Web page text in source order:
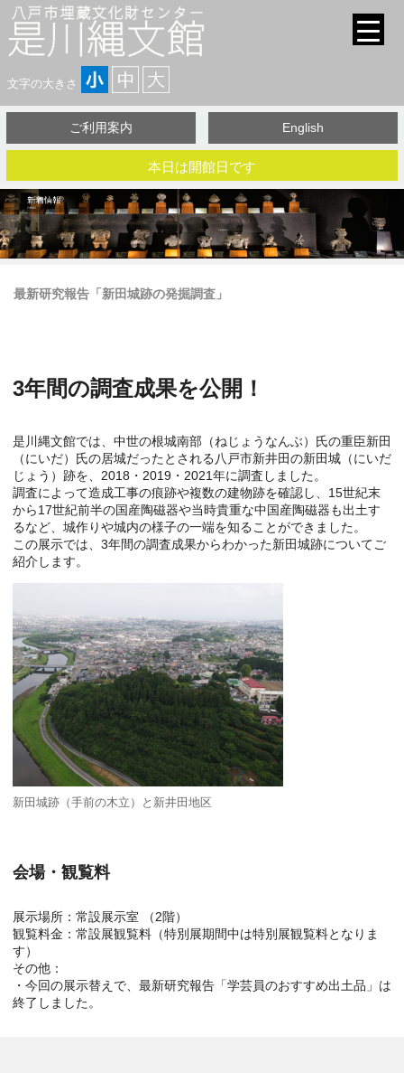
文字の大きさ
ご利用案内 English
本日は開館日です
最新研究報告「新田城跡の発掘調査」
3年間の調査成果を公開！
是川縄文館では、中世の根城南部（ねじょうなんぶ）氏の重臣新田
（にいだ）氏の居城だったとされる八戸市新井田の新田城（にいだ
じょう）跡を、2018・2019・2021年に調査しました。
調査によって造成工事の痕跡や複数の建物跡を確認し、15世紀末
から17世紀前半の国産陶磁器や当時貴重な中国産陶磁器も出土す
るなど、城作りや城内の様子の一端を知ることができました。
この展示では、3年間の調査成果からわかった新田城跡についてご
紹介します。
新田城跡（手前の木立）と新井田地区
会場・観覧料
展示場所：常設展示室 （2階）
観覧料金：常設展観覧料（特別展期間中は特別展観覧料となりま
す）
その他：
・今回の展示替えで、最新研究報告「学芸員のおすすめ出土品」は
終了しました。